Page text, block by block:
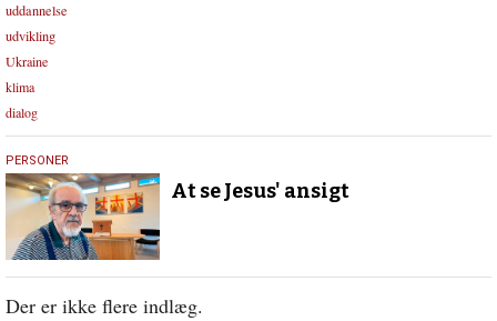
uddannelse
udvikling
Ukraine
klima
dialog
15.
oktober
2025
PERSONER
At se Jesus' ansigt
Der er ikke flere indlæg.